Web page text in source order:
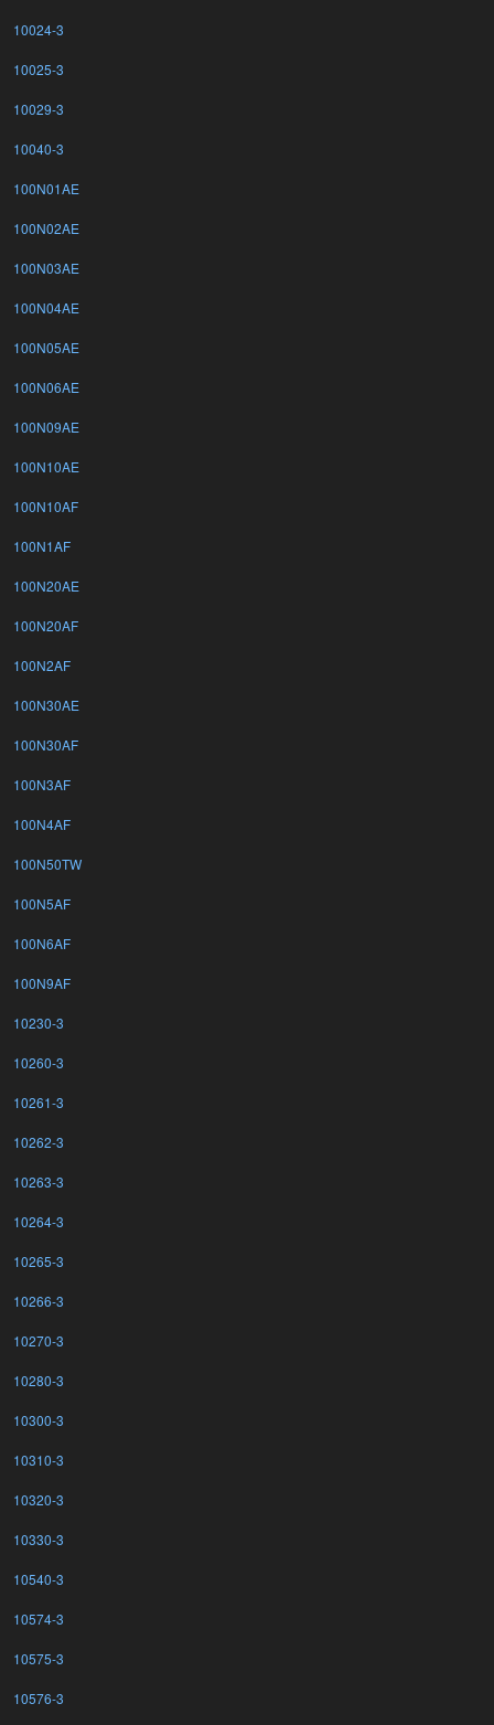
10024-3
10025-3
10029-3
10040-3
100N01AE
100N02AE
100N03AE
100N04AE
100N05AE
100N06AE
100N09AE
100N10AE
100N10AF
100N1AF
100N20AE
100N20AF
100N2AF
100N30AE
100N30AF
100N3AF
100N4AF
100N50TW
100N5AF
100N6AF
100N9AF
10230-3
10260-3
10261-3
10262-3
10263-3
10264-3
10265-3
10266-3
10270-3
10280-3
10300-3
10310-3
10320-3
10330-3
10540-3
10574-3
10575-3
10576-3